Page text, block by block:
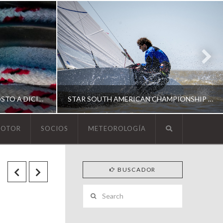
ESCUELA DE YACHTING | AGOSTO A DICIEMBRE 2026 STAR SOUTH AMERICAN CHAMPIONSHIP 2026
SOUTH AMERICAN STAR 2026
SOCIOS METEOROLOGÍA
BUSCADOR